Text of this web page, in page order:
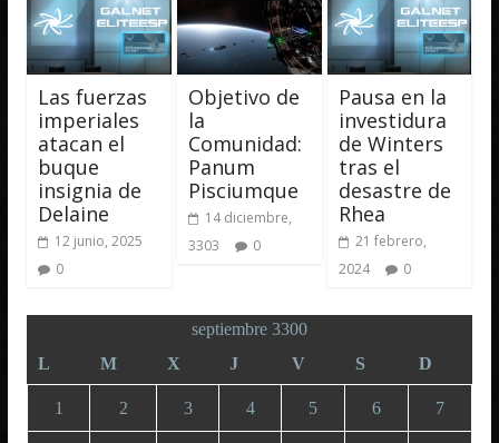
Las fuerzas
imperiales
atacan el
buque
insignia de
Delaine
12 junio, 2025
0
Objetivo de
la
Comunidad:
Panum
Pisciumque
14 diciembre,
3303
0
Pausa en la
investidura
de Winters
tras el
desastre de
Rhea
21 febrero,
2024
0
septiembre 3300
L
M X J V S D
1 2 3 4 5 6 7